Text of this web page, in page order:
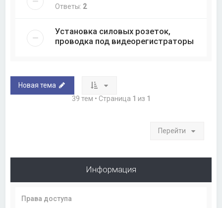
Ответы: 2
Установка силовых розеток,
проводка под видеорегистраторы
Новая тема
39 тем • Страница 1 из 1
Перейти
Информация
Права доступа